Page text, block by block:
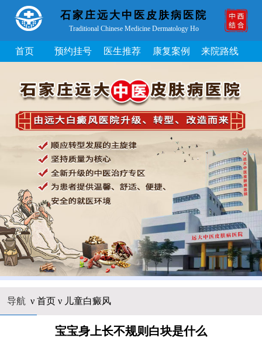
石家庄远大中医皮肤病医院
Traditional Chinese Medicine Dermatology Ho
首页 预约挂号 医生推荐 康复案例 来院路线
导航 ν 首页ν 儿童白癜风
宝宝身上长不规则白块是什么